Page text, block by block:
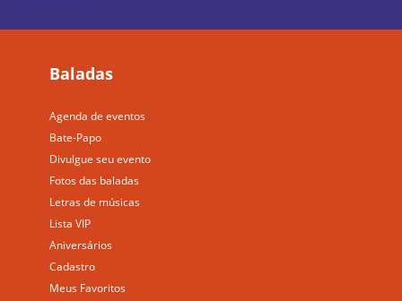
Baladas
Agenda de eventos
Bate-Papo
Divulgue seu evento
Fotos das baladas
Letras de músicas
Lista VIP
Aniversários
Cadastro
Meus Favoritos